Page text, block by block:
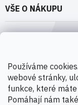
Používáme
webové stránky,
funkce, které máte
Pomáhají nám
O nás
Naše dokumenty
Kontakty
Novinky
VŠE O NÁKUPU
Doprava a platba
VOP pro spotřebitele
VOP pro nakupující
VOP Letectví / GT&C
Zpracování osobních